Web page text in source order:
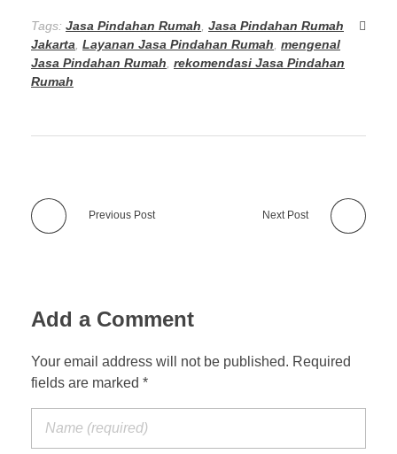
Tags: Jasa Pindahan Rumah, Jasa Pindahan Rumah
Jakarta, Layanan Jasa Pindahan Rumah, mengenal
Jasa Pindahan Rumah, rekomendasi Jasa Pindahan
Rumah
Previous Post Next Post
Add a Comment
Your email address will not be published. Required
fields are marked *